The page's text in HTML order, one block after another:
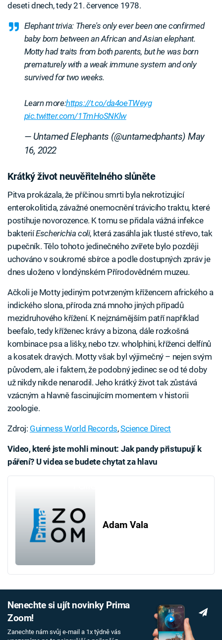
deseti dnech, tedy 21. července 1978.
Elephant trivia: There's only ever been one confirmed
baby born between an African and Asian elephant.
Motty had traits from both parents, but he was born
prematurely with a weak immune system and only
survived for two weeks.
Learn more:https://t.co/da4oeTWeyg
pic.twitter.com/1TmHoSNKlw
— Untamed Elephants (@untamedphants)May
16, 2022
Krátký život neuvěřitelného slůněte
Pitva prokázala, že příčinou smrti byla nekrotizující
enterokolitida, závažné onemocnění trávicího traktu, které
postihuje novorozence. K tomu se přidala vážná infekce
bakteriíEscherichia coli, která zasáhla jak tlusté střevo, tak
pupečník. Tělo tohoto jedinečného zvířete bylo později
uchováno v soukromé sbírce a podle dostupných zpráv je
dnes uloženo v londýnském Přírodovědném muzeu.
Ačkoli je Motty jediným potvrzeným křížencem afrického a
indického slona, příroda zná mnoho jiných případů
mezidruhového křížení. K nejznámějším patří například
beefalo, tedy kříženec krávy a bizona, dále rozkošná
kombinace psa a lišky, nebo tzv. wholphini, kříženci delfínů
a kosatek dravých. Motty však byl výjimečný – nejen svým
původem, ale i faktem, že podobný jedinec se od té doby
už nikdy nikde nenarodil. Jeho krátký život tak zůstává
vzácným a hlavně fascinujícím momentem v historii
zoologie.
Zdroj: Guinness World Records,Science Direct
Video, které jste mohli minout: Jak pandy přistupují k
páření? U videa se budete chytat za hlavu
Adam Vala
Nenechte si ujít novinky Prima
Zoom!
Zanechte nám svůj e-mail a 1x týdně vás